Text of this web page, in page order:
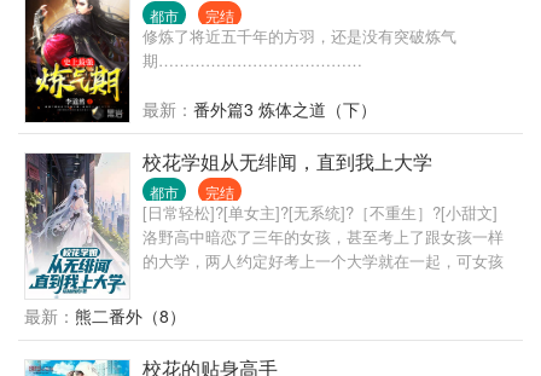
都市 完结
修炼了将近五千年的方羽，还是没有突破炼气
期…………………………………
最新： 番外篇3 炼体之道（下）
校花学姐从无绯闻，直到我上大学
都市 完结
[日常轻松]?[单女主]?[无系统]?［不重生］?[小甜文]
洛野高中暗恋了三年的女孩，甚至考上了跟女孩一样
的大学，两人约定好考上一个大学就在一起，可女孩
想到大学还没开学，他写的小说冲上了平台榜首，他
竟然火了…… 上大学后，洛野原以为自己再也不会谈
恋爱，却偶然相识了高冷学姐。 洛野决定，要偷偷跟
最新： 熊二番外（8）
校花的贴身高手